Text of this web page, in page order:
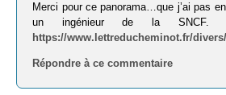
Merci pour ce panorama…que j’ai pas
un ingénieur de la SNCF.
https://www.lettreducheminot.fr/
Répondre à ce commentaire